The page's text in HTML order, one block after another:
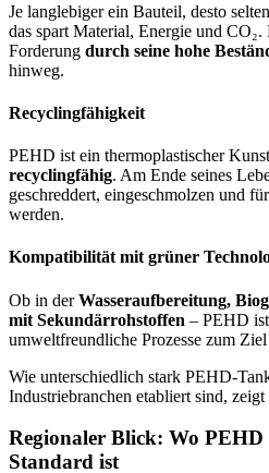
Je langlebiger ein Bauteil, desto
das spart Material, Energie und
Forderung durch seine hohe
hinweg.
Recyclingfähigkeit
PEHD ist ein thermoplastischer
recyclingfähig. Am Ende seines
geschreddert, eingeschmolzen und
werden.
Kompatibilität mit grüner
Ob in derWasseraufbereitung,
mit Sekundärrohstoffen – PEHD
umweltfreundliche Prozesse zum Ziel
Wie unterschiedlich stark PEHD-
Industriebranchen etabliert sind,
Regionaler Blick: Wo PEHD
Standard ist